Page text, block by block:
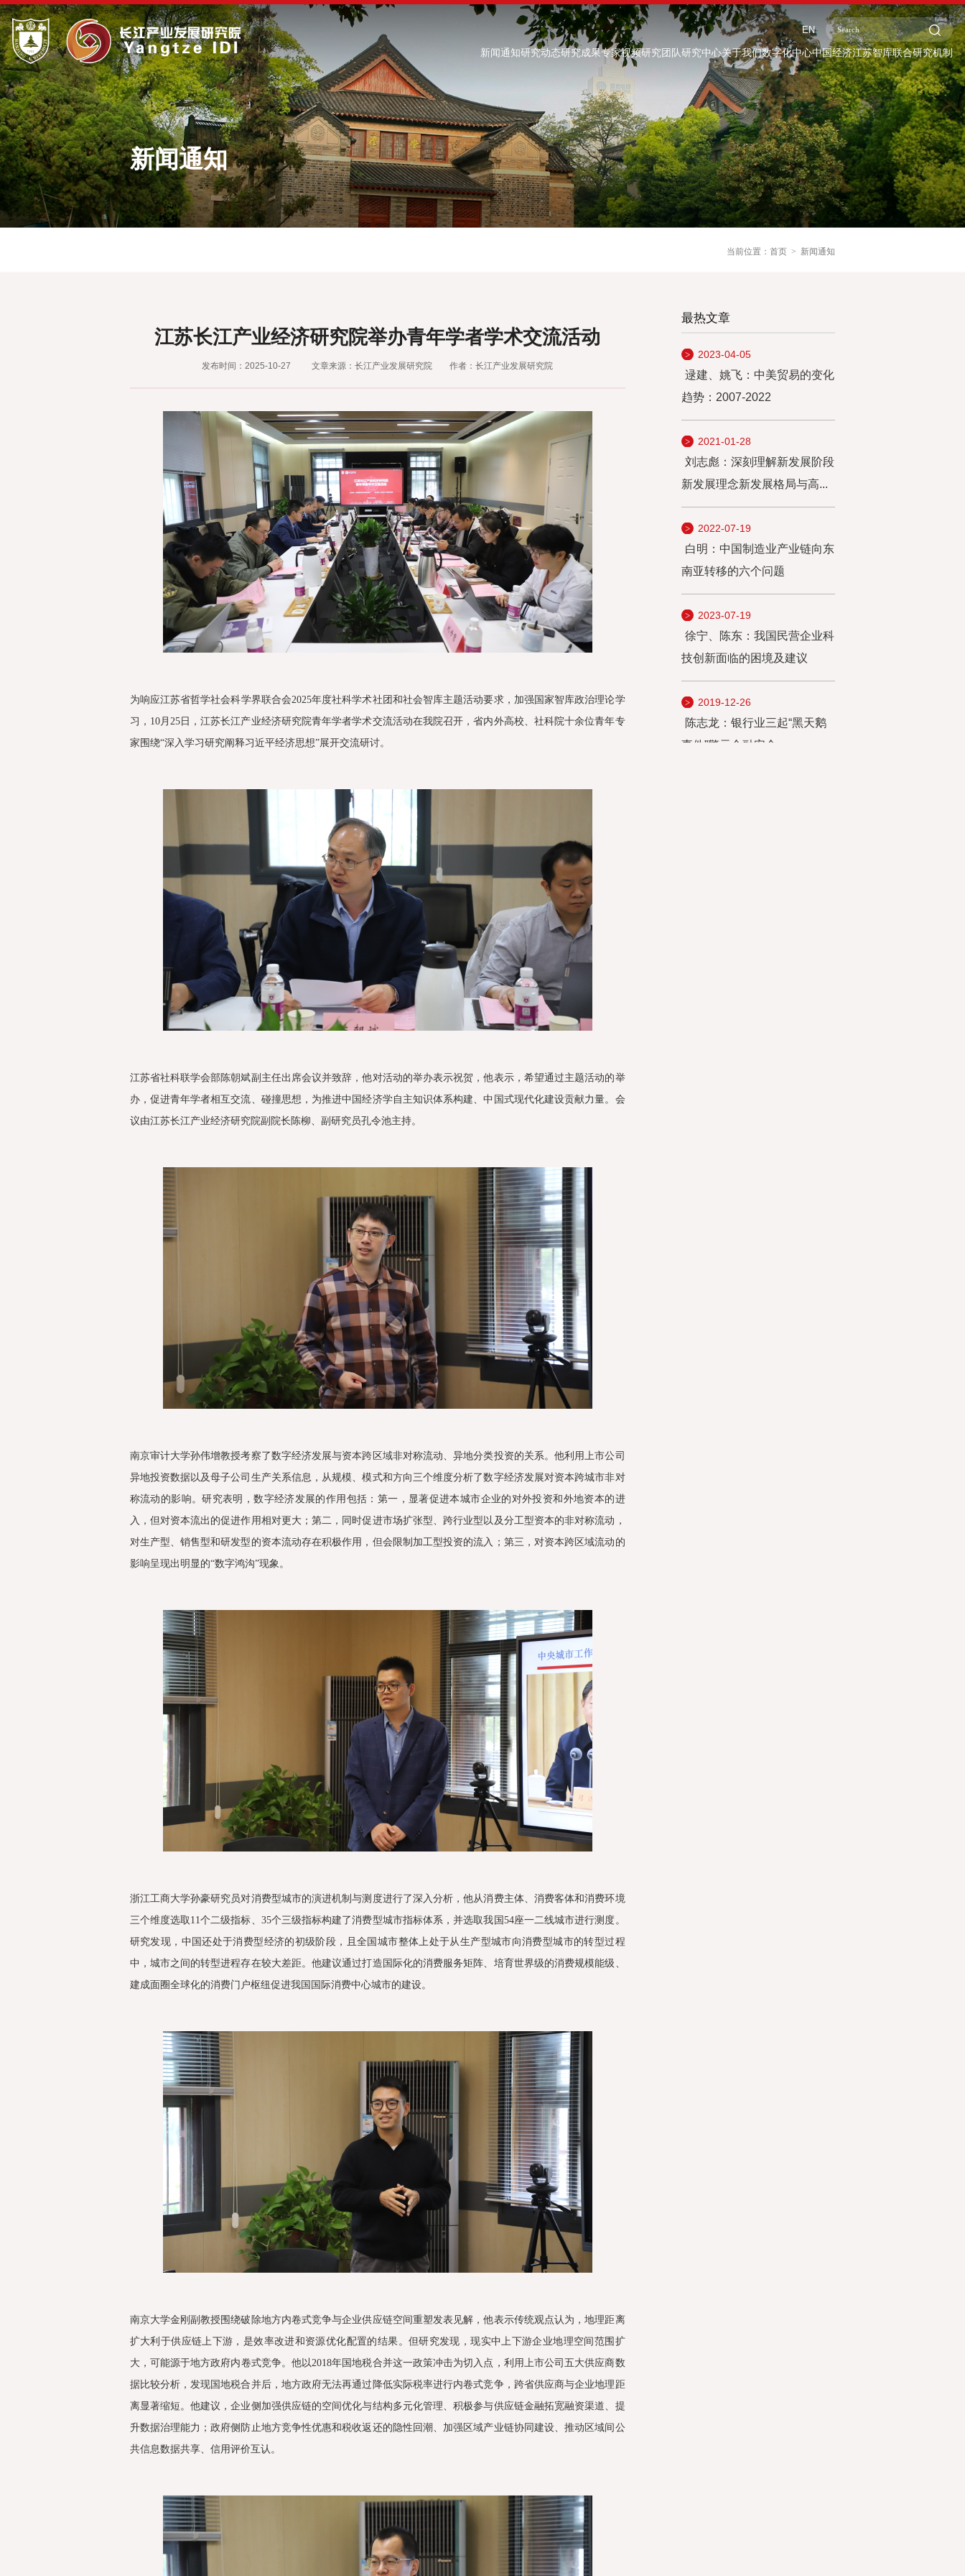
EN
新闻通知研究动态研究成果专家视频研究团队研究中心关于我们数字化中心中国经济江苏智库联合研究机制
新闻通知 研究动态
首席专栏
专家观点
长江产发圆桌会
媒体报道
研究成果
研究报告
系列著作
内部刊物
长三角与长江经济带观察
国外产业动态
专家视频 研究团队
院内专家
特聘专家
研究中心
产业发展与政策研究中心
科技与产业创新研究中心
全球治理与产业安全研究中心
数字产业与治理研究中心
人文经济研究中心
农业现代化研究中心
关于我们
智库简介
组织架构
领导团队
理事会
学术委员会
运营团队
数字化中心 中国经济江苏智库联合研究机制
关于联合研究机制
组织架构
理事成员单位简介
新闻通知
当前位置： 首页 新闻通知
江苏长江产业经济研究院举办青年学者学术交流活动
发布时间：2025-10-27 文章来源：长江产业发展研究院 作者：长江产业发展研究院
为响应江苏省哲学社会科学界联合会2025年度社科学术社团和社会智库主题活动要求，加强国家智库政治理论学
习，10月25日，江苏长江产业经济研究院青年学者学术交流活动在我院召开，省内外高校、社科院十余位青年专
家围绕“深入学习研究阐释习近平经济思想”展开交流研讨。
江苏省社科联学会部陈朝斌副主任出席会议并致辞，他对活动的举办表示祝贺，他表示，希望通过主题活动的举
办，促进青年学者相互交流、碰撞思想，为推进中国经济学自主知识体系构建、中国式现代化建设贡献力量。会
议由江苏长江产业经济研究院副院长陈柳、副研究员孔令池主持。
南京审计大学孙伟增教授考察了数字经济发展与资本跨区域非对称流动、异地分类投资的关系。他利用上市公司
异地投资数据以及母子公司生产关系信息，从规模、模式和方向三个维度分析了数字经济发展对资本跨城市非对
称流动的影响。研究表明，数字经济发展的作用包括：第一，显著促进本城市企业的对外投资和外地资本的进
入，但对资本流出的促进作用相对更大；第二，同时促进市场扩张型、跨行业型以及分工型资本的非对称流动，
对生产型、销售型和研发型的资本流动存在积极作用，但会限制加工型投资的流入；第三，对资本跨区域流动的
影响呈现出明显的“数字鸿沟”现象。
浙江工商大学孙豪研究员对消费型城市的演进机制与测度进行了深入分析，他从消费主体、消费客体和消费环境
三个维度选取11个二级指标、35个三级指标构建了消费型城市指标体系，并选取我国54座一二线城市进行测度。
研究发现，中国还处于消费型经济的初级阶段，且全国城市整体上处于从生产型城市向消费型城市的转型过程
中，城市之间的转型进程存在较大差距。他建议通过打造国际化的消费服务矩阵、培育世界级的消费规模能级、
建成面圈全球化的消费门户枢纽促进我国国际消费中心城市的建设。
南京大学金刚副教授围绕破除地方内卷式竞争与企业供应链空间重塑发表见解，他表示传统观点认为，地理距离
扩大利于供应链上下游，是效率改进和资源优化配置的结果。但研究发现，现实中上下游企业地理空间范围扩
大，可能源于地方政府内卷式竞争。他以2018年国地税合并这一政策冲击为切入点，利用上市公司五大供应商数
据比较分析，发现国地税合并后，地方政府无法再通过降低实际税率进行内卷式竞争，跨省供应商与企业地理距
离显著缩短。他建议，企业侧加强供应链的空间优化与结构多元化管理、积极参与供应链金融拓宽融资渠道、提
升数据治理能力；政府侧防止地方竞争性优惠和税收返还的隐性回潮、加强区域产业链协同建设、推动区域间公
共信息数据共享、信用评价互认。
最热文章